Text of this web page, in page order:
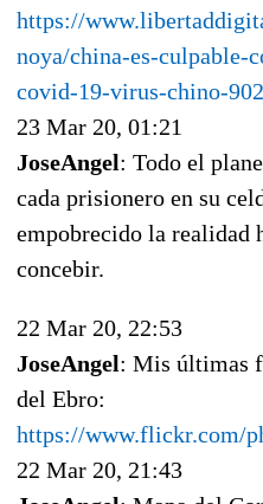
https://
noya/china-es-culpable-
covid-19-virus-chino-
23 Mar 20, 01:21
JoseAngel: Todo el
cada prisionero en su
empobrecido la realidad
concebir.
22 Mar 20, 22:53
JoseAngel: Mis últimas
del Ebro:
https://www.flickr.com/
22 Mar 20, 21:43